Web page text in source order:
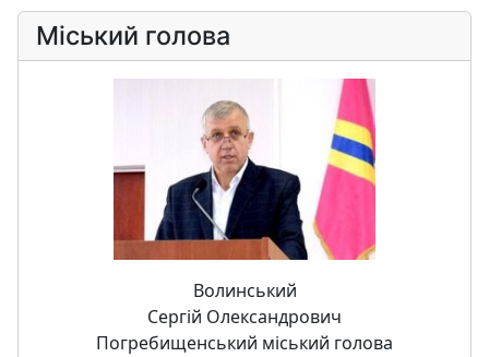
Міський голова
Волинський
Сергій Олександрович
Погребищенський міський голова